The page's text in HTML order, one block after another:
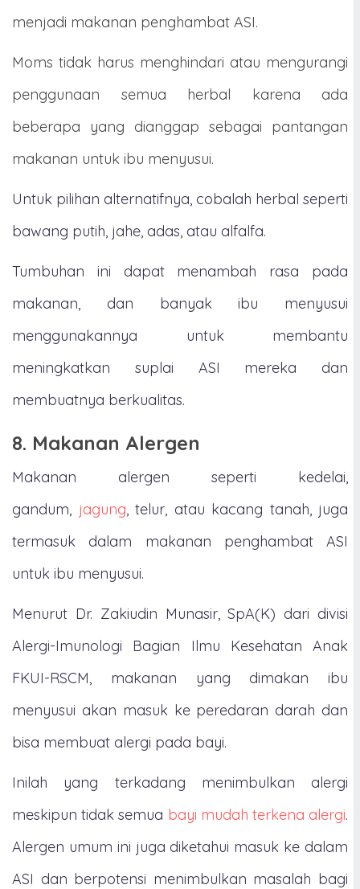
menjadi makanan penghambat ASI.
Moms tidak harus menghindari atau mengurangi
penggunaan semua herbal karena ada
beberapa yang dianggap sebagai pantangan
makanan untuk ibu menyusui.
Untuk pilihan alternatifnya, cobalah herbal seperti
bawang putih, jahe, adas, atau alfalfa.
Tumbuhan ini dapat menambah rasa pada
makanan, dan banyak ibu menyusui
menggunakannya untuk membantu
meningkatkan suplai ASI mereka dan
membuatnya berkualitas.
8. Makanan Alergen
Makanan alergen seperti kedelai,
gandum, jagung, telur, atau kacang tanah, juga
termasuk dalam makanan penghambat ASI
untuk ibu menyusui.
Menurut Dr. Zakiudin Munasir, SpA(K) dari divisi
Alergi-Imunologi Bagian Ilmu Kesehatan Anak
FKUI-RSCM, makanan yang dimakan ibu
menyusui akan masuk ke peredaran darah dan
bisa membuat alergi pada bayi.
Inilah yang terkadang menimbulkan alergi
meskipun tidak semua bayi mudah terkena alergi.
Alergen umum ini juga diketahui masuk ke dalam
ASI dan berpotensi menimbulkan masalah bagi